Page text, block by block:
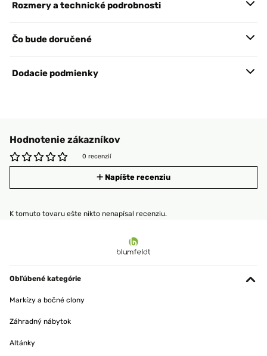
Rozmery a technické podrobnosti
Čo bude doručené
Dodacie podmienky
Hodnotenie zákazníkov
0 recenzií
Napíšte recenziu
K tomuto tovaru ešte nikto nenapísal recenziu.
Obľúbené kategórie
Markízy a bočné clony
Záhradný nábytok
Altánky